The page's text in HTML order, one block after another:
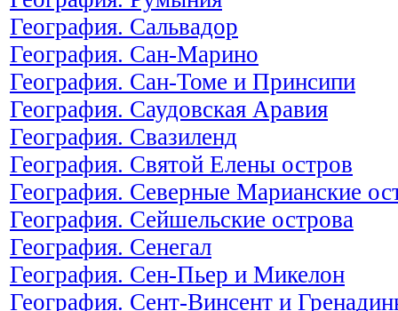
География. Сальвадор
География. Сан-Марино
География. Сан-Томе и Принсипи
География. Саудовская Аравия
География. Свазиленд
География. Святой Елены остров
География. Северные Марианские
География. Сейшельские острова
География. Сенегал
География. Сен-Пьер и Микелон
География. Сент-Винсент и